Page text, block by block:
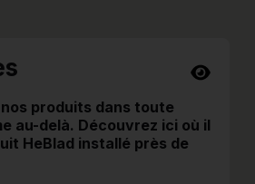
produits dans toute
au-delà. Découvrez ici où il
HeBlad installé près de